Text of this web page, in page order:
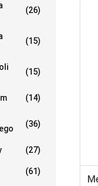
(26)
(15)
(15)
(14)
(36)
(27)
(61)